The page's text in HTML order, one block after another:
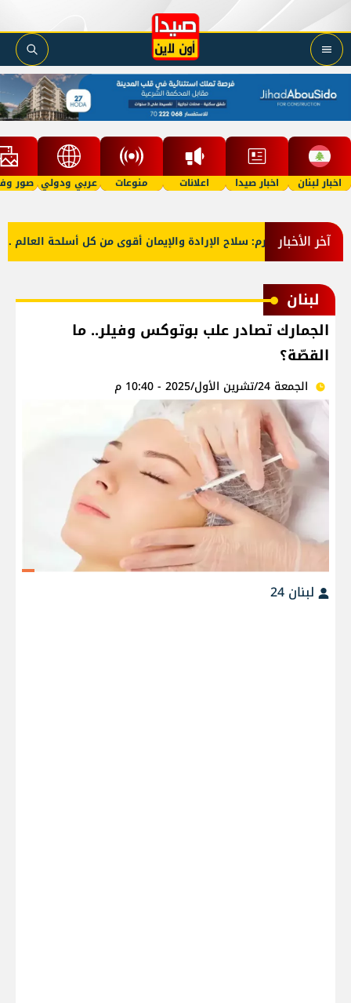
اخبار لبنان اخبار صيدا اعلانات منوعات عربي ودولي صور
آخر الأخبار
الوزير بيرم: سلاح الإرادة والإيمان أقوى من كل أسلحة العالم ..
لبنان
الجمارك تصادر علب بوتوكس وفيلر.. ما
القصّة؟
الجمعة 24/تشرين الأول/2025 - 10:40 م
لبنان 24